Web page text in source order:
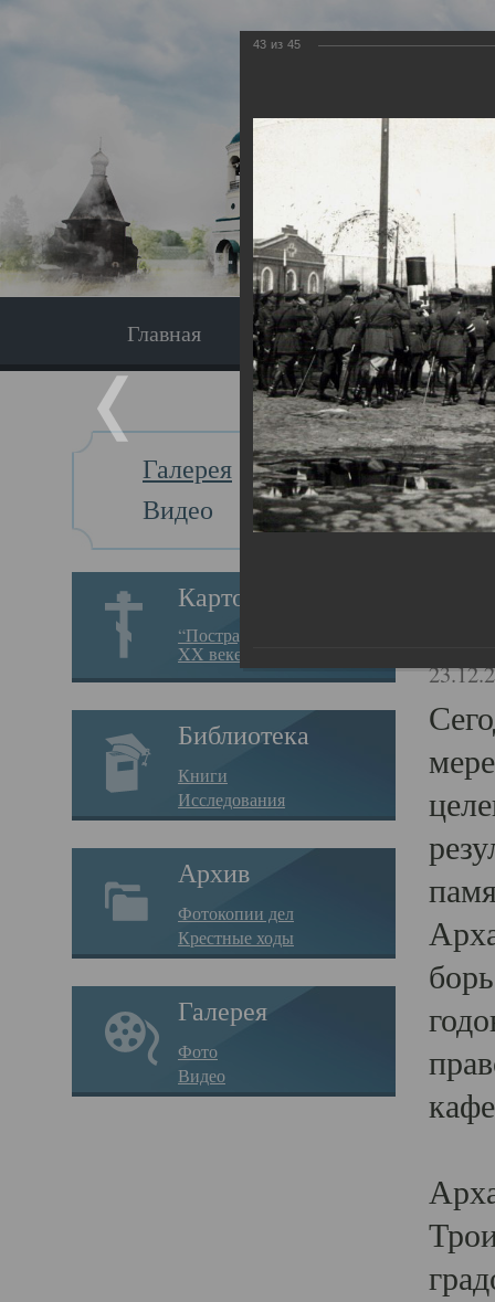
Главная Экскурсия
Галерея
Видео
Картотека
“Пострадавшие за веру в
XX веке на Севере”
Библиотека
Книги
Исследования
Архив
Фотокопии дел
Крестные ходы
Галерея
Фото
Видео
Главная
43 из 45